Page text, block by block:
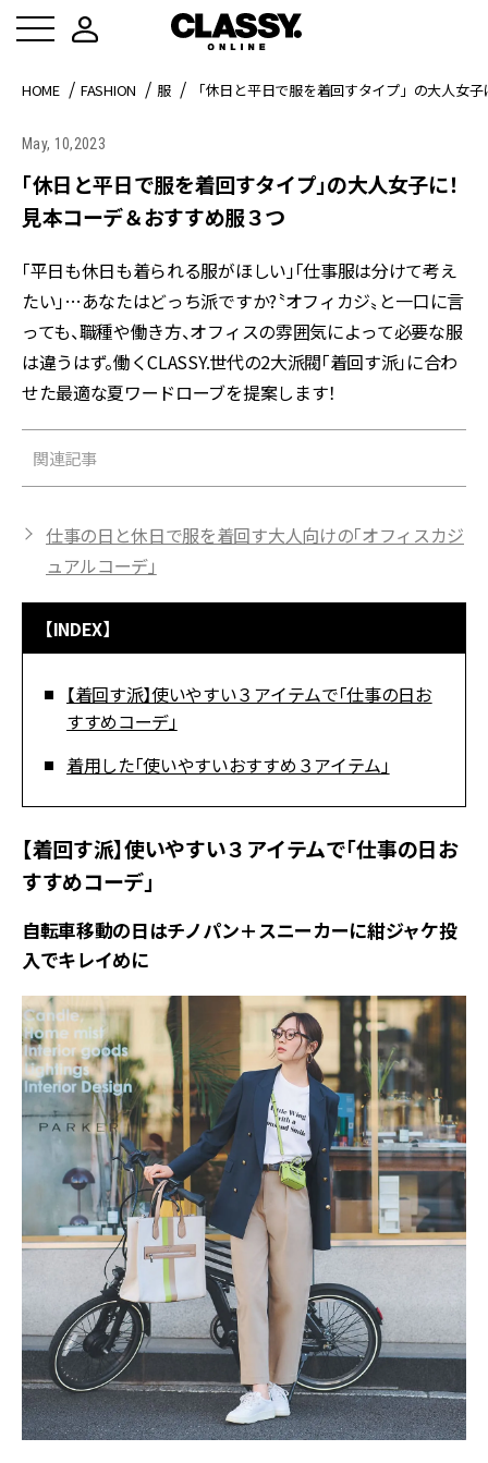
HOME FASHION 服 「休日と平日で服を着回すタイプ」の大人女
May, 10,2023
「休日と平日で服を着回すタイプ」の大人女子に！
見本コーデ＆おすすめ服３つ
「平日も休日も着られる服がほしい」「仕事服は分けて考え
たい」…あなたはどっち派ですか?〝オフィカジ〟と一口に言
っても、職種や働き方、オフィスの雰囲気によって必要な服
は違うはず。働くCLASSY.世代の2大派閥「着回す派」に合わ
せた最適な夏ワードローブを提案します！
関連記事
仕事の日と休日で服を着回す大人向けの「オフィスカジ
ュアルコーデ」
【INDEX】
【着回す派】使いやすい３アイテムで「仕事の日お
すすめコーデ」
着用した「使いやすいおすすめ３アイテム」
【着回す派】使いやすい３アイテムで「仕事の日お
すすめコーデ」
自転車移動の日はチノパン＋スニーカーに紺ジャケ投
入でキレイめに